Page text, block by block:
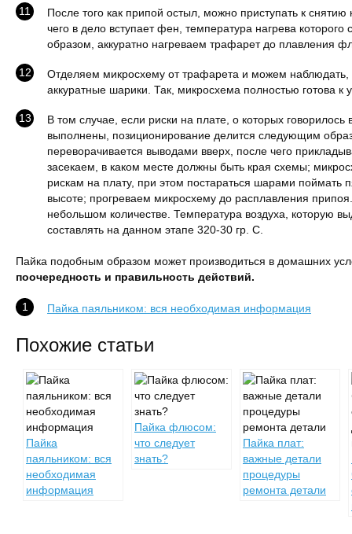
После того как припой остыл, можно приступать к
чего в дело вступает фен, температура нагрева которого
образом, аккуратно нагреваем трафарет до плавления
Отделяем микросхему от трафарета и можем
аккуратные шарики. Так, микросхема полностью готова к
В том случае, если риски на плате, о которых
выполнены, позиционирование делится следующим
переворачивается выводами вверх, после чего
засекаем, в каком месте должны быть края схемы;
рискам на плату, при этом постараться шарами поймать
высоте; прогреваем микросхему до расплавления
небольшом количестве. Температура воздуха, которую
составлять на данном этапе 320-30 гр. С.
Пайка подобным образом может производиться в домашних
поочередность и правильность действий.
Пайка паяльником: вся необходимая информация
Похожие статьи
Пайка
паяльником: вся
необходимая
информация
Пайка флюсом:
что следует
знать?
Пайка плат:
важные детали
процедуры
ремонта детали